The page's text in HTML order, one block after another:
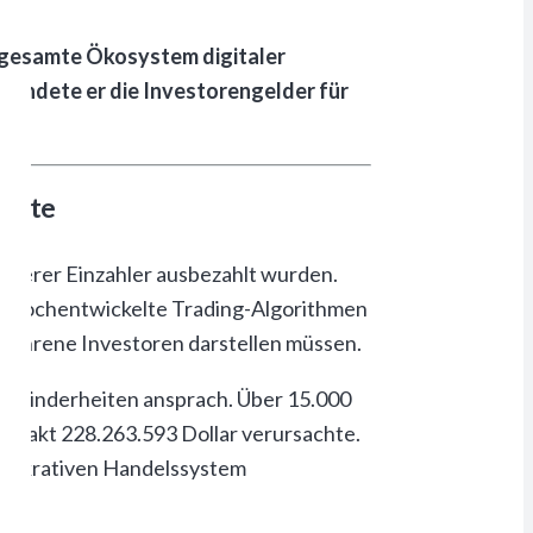
Ökosystem digitaler
er die Investorengelder für
Einzahler ausbezahlt wurden.
hochentwickelte Trading-Algorithmen
Investoren darstellen müssen.
ansprach. Über 15.000
exakt 228.263.593 Dollar verursachte.
Handelssystem